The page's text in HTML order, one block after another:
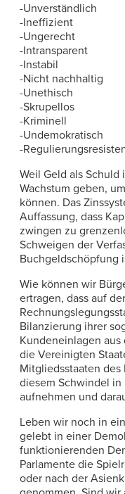
-Unverständlich
-Ineffizient
-Ungerecht
-Intransparent
-Instabil
-Nicht nachhaltig
-Unethisch
-Skrupellos
-Kriminell
-Undemokratisch
-
Weil Geld als Schuld
Wachstum geben,
können. Das
Auffassung, dass
zwingen zu
Schweigen der
Buchgeldschöpfung
Wie können wir
ertragen, dass auf
Bilanzierung ihrer
Kundeneinlagen
die Vereinigten
Mitgliedsstaaten des
diesem Schwindel in
aufnehmen und
Leben wir noch in
gelebt in einer
funktionierenden
Parlamente die
oder nach der